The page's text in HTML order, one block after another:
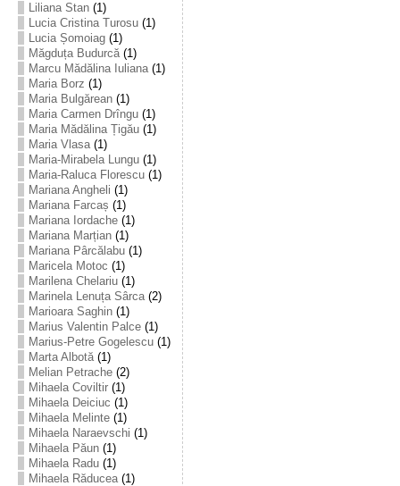
Liliana Stan(1)
Lucia Cristina Turosu(1)
Lucia Șomoiag(1)
Măgduța Budurcă(1)
Marcu Mădălina Iuliana(1)
Maria Borz (1)
Maria Bulgărean(1)
Maria Carmen Drîngu(1)
Maria Mădălina Țigău(1)
Maria Vlasa(1)
Maria-Mirabela Lungu(1)
Maria-Raluca Florescu(1)
Mariana Angheli (1)
Mariana Farcaș (1)
Mariana Iordache(1)
Mariana Marțian(1)
Mariana Pârcălabu(1)
Maricela Motoc (1)
Marilena Chelariu(1)
Marinela Lenuța Sârca(2)
Marioara Saghin(1)
Marius Valentin Palce(1)
Marius-Petre Gogelescu(1)
Marta Albotă(1)
Melian Petrache(2)
Mihaela Coviltir(1)
Mihaela Deiciuc (1)
Mihaela Melinte(1)
Mihaela Naraevschi (1)
Mihaela Păun(1)
Mihaela Radu(1)
Mihaela Răducea(1)